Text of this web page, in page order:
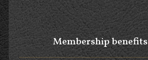
Membership benefits